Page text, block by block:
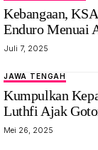
Kebangaan,
Enduro Menuai
Juli 7, 2025
JAWA TENGAH
Kumpulkan
Luthfi Ajak
Mei 26, 2025